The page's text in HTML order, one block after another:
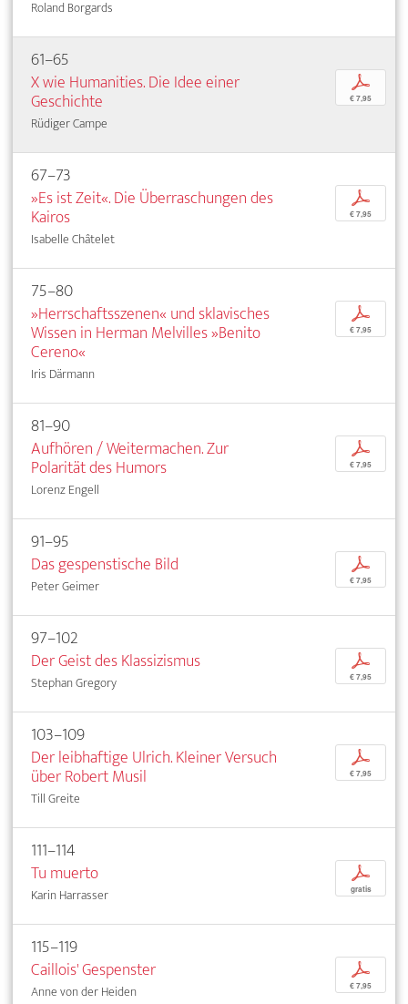
Roland Borgards
61–65
X wie Humanities. Die Idee einer
Geschichte
Rüdiger Campe
p
€ 7,95
67–73
»Es ist Zeit«. Die Überraschungen des
Kairos
Isabelle Châtelet
p
€ 7,95
75–80
»Herrschaftsszenen« und sklavisches
Wissen in Herman Melvilles »Benito
Cereno«
Iris Därmann
p
€ 7,95
81–90
Aufhören / Weitermachen. Zur
Polarität des Humors
Lorenz Engell
p
€ 7,95
91–95
Das gespenstische Bild
Peter Geimer
p
€ 7,95
97–102
Der Geist des Klassizismus
Stephan Gregory
p
€ 7,95
103–109
Der leibhaftige Ulrich. Kleiner Versuch
über Robert Musil
Till Greite
p
€ 7,95
111–114
Tu muerto
Karin Harrasser
p
gratis
115–119
Caillois' Gespenster
Anne von der Heiden
p
€ 7,95